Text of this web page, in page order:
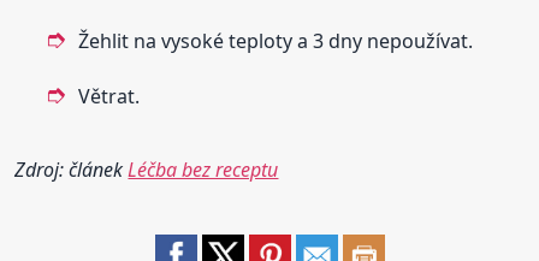
Žehlit na vysoké teploty a 3 dny nepoužívat.
Větrat.
Zdroj: článekLéčba bez receptu